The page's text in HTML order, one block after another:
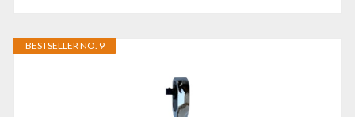
BESTSELLER NO. 9